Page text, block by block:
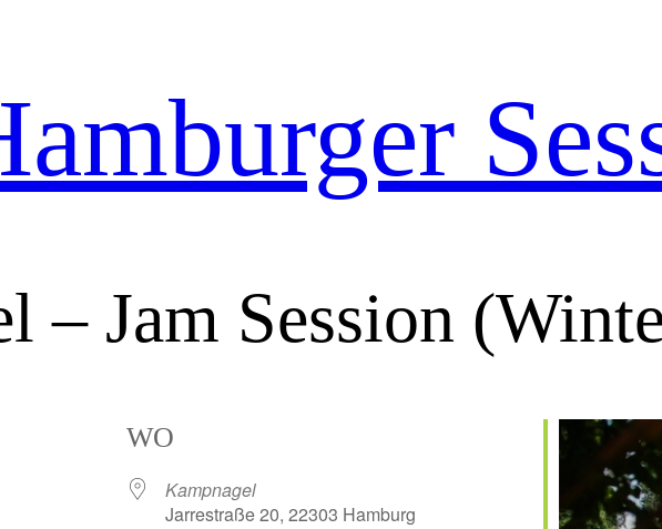
– Jam Session
WO
Kampnagel
Jarrestraße 20, 22303 Hamburg